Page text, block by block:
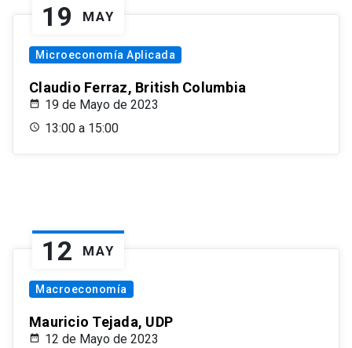
19 MAY
Microeconomía Aplicada
Claudio Ferraz, British Columbia
19 de Mayo de 2023
13:00 a 15:00
12 MAY
Macroeconomía
Mauricio Tejada, UDP
12 de Mayo de 2023